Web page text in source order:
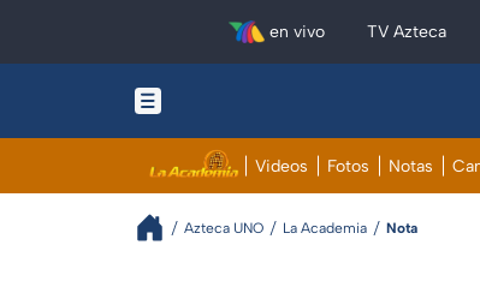
en vivo TV Azteca
Videos Fotos Notas
Azteca UNO La Academia Nota